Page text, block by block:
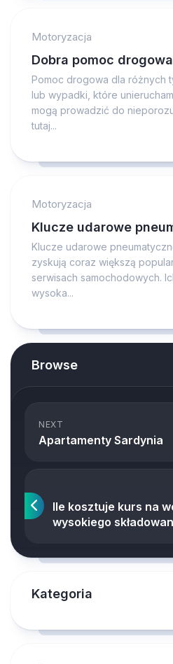
Motoryzacja
Dobra pomoc drogowa
Pomoc drogowa dla różnych
lub wypadki, które
mogą prowadzić do
tutaj...
Motoryzacja
Klucze udarowe
Klucze udarowe
zyskują coraz większą
serwisach samochodowych.
wysoka...
Browse
NEXT
Apartamenty Sardynia
Ile kosztuje kurs na
wysokiego
Kategoria